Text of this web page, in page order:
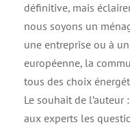
définitive, mais
nous soyons un
une entreprise ou à
européenne, la
tous des choix
Le souhait de
aux experts les